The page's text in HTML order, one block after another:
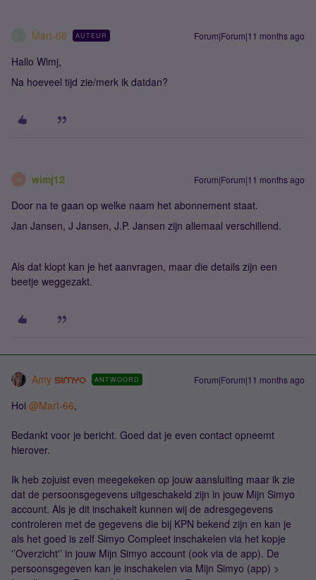
Mart-66 AUTEUR Forum|Forum|11 months ago
Hallo Wimj,
Na hoeveel tijd zie/merk ik datdan?
W wimj12 Forum|Forum|11 months ago
Door na te gaan op welke naam het abonnement staat.
Jan Jansen, J Jansen, J.P. Jansen zijn allemaal verschillend.
Als dat klopt kan je het aanvragen, maar die details zijn een
beetje weggezakt.
Amy ANTWOORD Forum|Forum|11 months ago
​Hoi ​ @Mart-66,
Bedankt voor je bericht. Goed dat je even contact opneemt
hierover.
Ik heb zojuist even meegekeken op jouw aansluiting maar ik zie
dat de persoonsgegevens uitgeschakeld zijn in jouw Mijn Simyo
account. Als je dit inschakelt kunnen wij de adresgegevens
controleren met de gegevens die bij KPN bekend zijn en kan je
als het goed is zelf Simyo Compleet inschakelen via het kopje
'’Overzicht'’ in jouw Mijn Simyo account (ook via de app). De
persoonsgegeven kan je inschakelen via Mijn Simyo (app) >